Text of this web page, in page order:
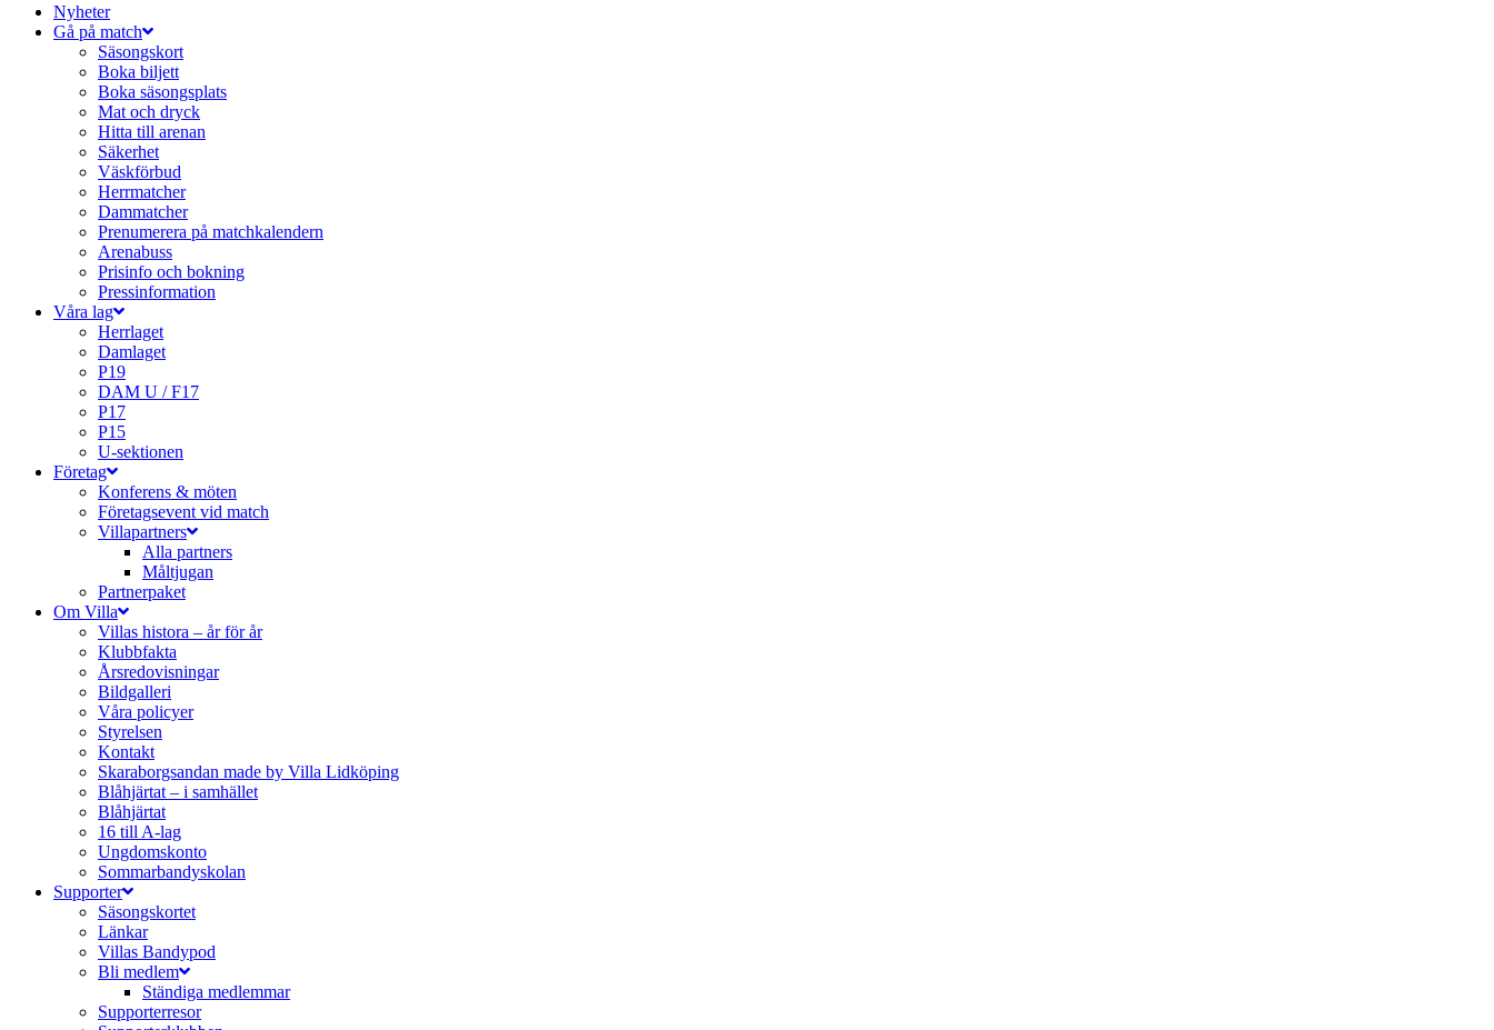
Nyheter
Gå på match
Säsongskort
Boka biljett
Boka säsongsplats
Mat och dryck
Hitta till arenan
Säkerhet
Väskförbud
Herrmatcher
Dammatcher
Prenumerera på matchkalendern
Arenabuss
Prisinfo och bokning
Pressinformation
Våra lag
Herrlaget
Damlaget
P19
DAM U / F17
P17
P15
U-sektionen
Företag
Konferens & möten
Företagsevent vid match
Villapartners
Alla partners
Måltjugan
Partnerpaket
Om Villa
Villas histora – år för år
Klubbfakta
Årsredovisningar
Bildgalleri
Våra policyer
Styrelsen
Kontakt
Skaraborgsandan made by Villa Lidköping
Blåhjärtat – i samhället
Blåhjärtat
16 till A-lag
Ungdomskonto
Sommarbandyskolan
Supporter
Säsongskortet
Länkar
Villas Bandypod
Bli medlem
Ständiga medlemmar
Supporterresor